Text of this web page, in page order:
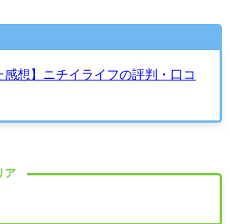
感想】ニチイライフの評判・口コ
ア